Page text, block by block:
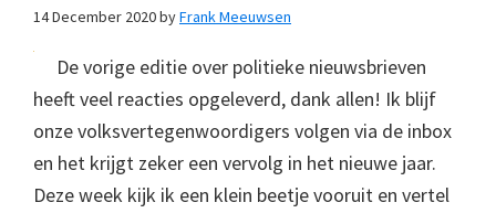
14 December 2020byFrank Meeuwsen
De vorige editie over politieke nieuwsbrieven
heeft veel reacties opgeleverd, dank allen! Ik blijf
onze volksvertegenwoordigers volgen via de inbox
en het krijgt zeker een vervolg in het nieuwe jaar.
Deze week kijk ik een klein beetje vooruit en vertel